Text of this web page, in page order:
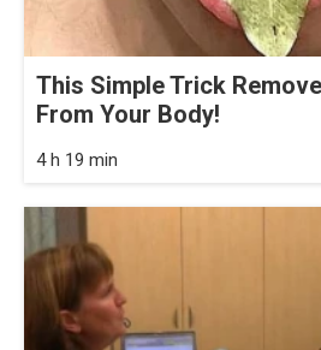
This Simple Trick
From Your Body!
4 h 19 min